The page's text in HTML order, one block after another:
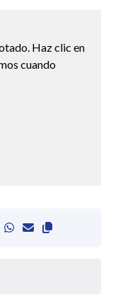
Haz clic en
cuando